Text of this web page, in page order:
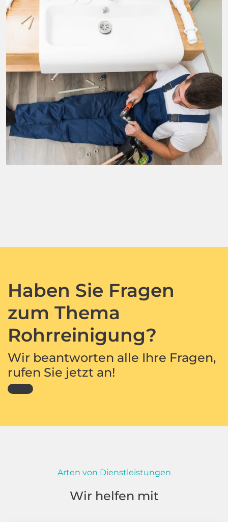
Haben Sie Fragen
zum Thema
Rohrreinigung?
Wir beantworten alle Ihre Fragen,
rufen Sie jetzt an!
Arten von Dienstleistungen
Wir helfen mit